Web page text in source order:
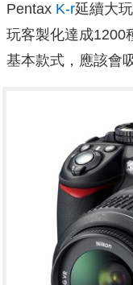
Pentax K-r延續大
玩客製化達成1200
基本款式，應該會